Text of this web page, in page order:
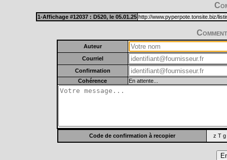
1-Affichage #12037 : D520, le 05.01.25 http://www.pyperpote.tonsite.biz/
Auteur
Courriel
Confirmation
Cohérence
En attente...
Code de confirmation à recopier z T g